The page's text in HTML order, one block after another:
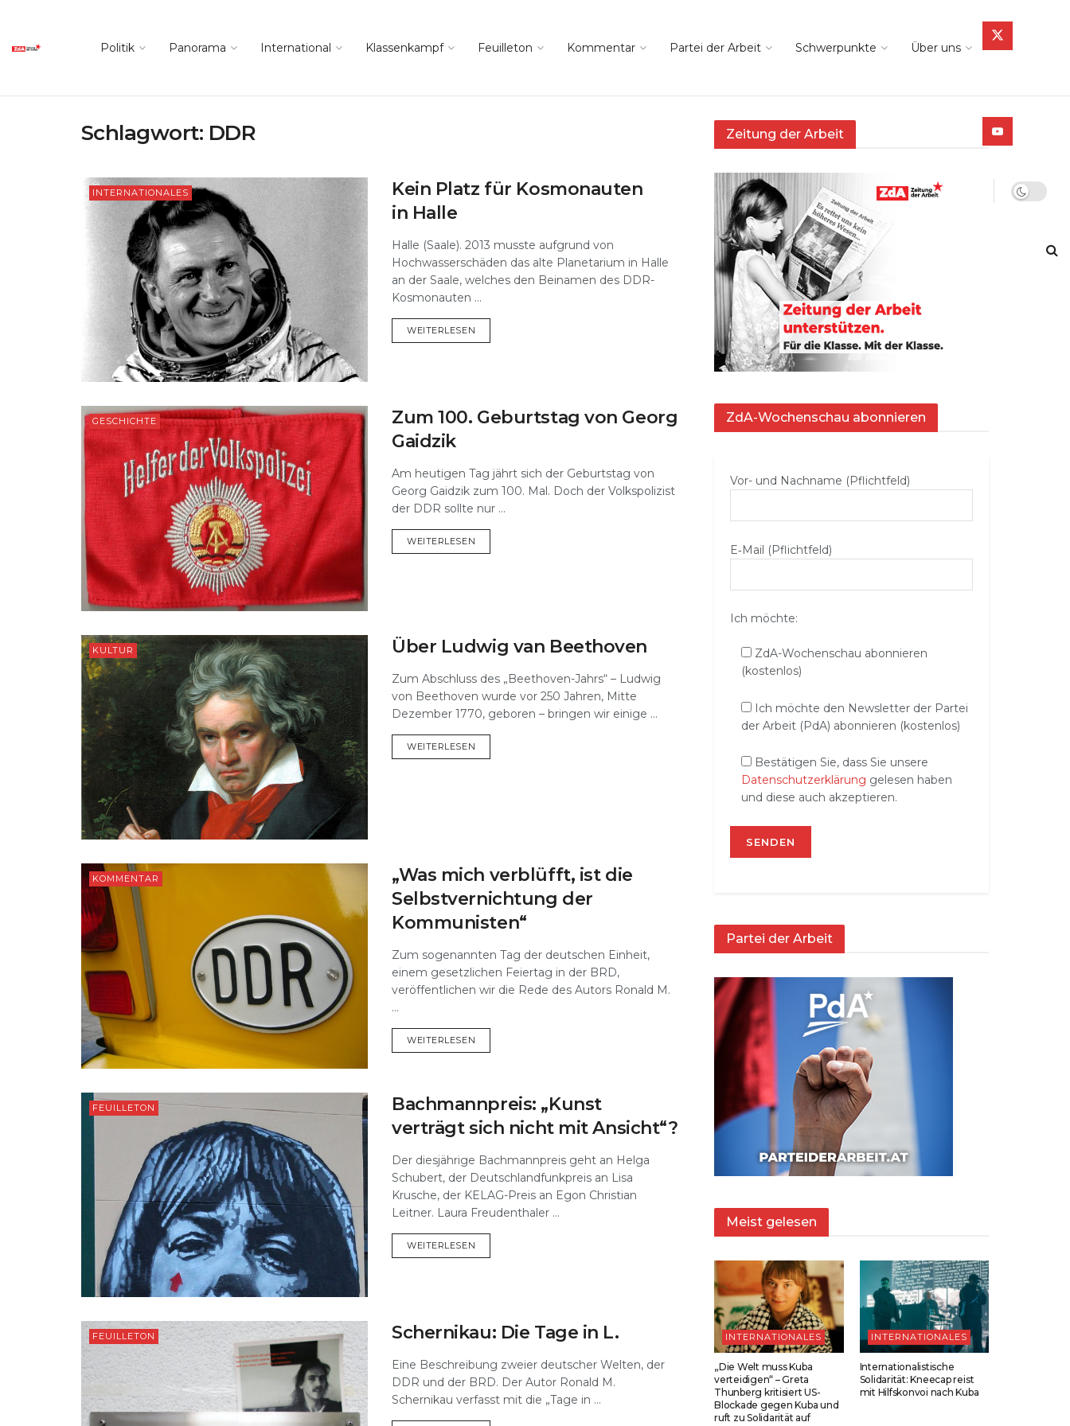
Politik Panorama International Klassenkampf Feuilleton Kommentar Partei der Arbeit Schwerpunkte Über uns
Schlagwort: DDR
INTERNATIONALES
Kein Platz für Kosmonauten
in Halle
Halle (Saale). 2013 musste aufgrund von
Hochwasserschäden das alte Planetarium in Halle
an der Saale, welches den Beinamen des DDR-
Kosmonauten ...
WEITERLESEN
GESCHICHTE
Zum 100. Geburtstag von Georg
Gaidzik
Am heutigen Tag jährt sich der Geburtstag von
Georg Gaidzik zum 100. Mal. Doch der Volkspolizist
der DDR sollte nur ...
WEITERLESEN
KULTUR Über Ludwig van Beethoven
Zum Abschluss des „Beethoven-Jahrs“ – Ludwig
von Beethoven wurde vor 250 Jahren, Mitte
Dezember 1770, geboren – bringen wir einige ...
WEITERLESEN
KOMMENTAR
„Was mich verblüfft, ist die
Selbstvernichtung der
Kommunisten“
Zum sogenannten Tag der deutschen Einheit,
einem gesetzlichen Feiertag in der BRD,
veröffentlichen wir die Rede des Autors Ronald M.
...
WEITERLESEN
FEUILLETON
Bachmannpreis: „Kunst
verträgt sich nicht mit Ansicht“?
Der diesjährige Bachmannpreis geht an Helga
Schubert, der Deutschlandfunkpreis an Lisa
Krusche, der KELAG-Preis an Egon Christian
Leitner. Laura Freudenthaler ...
WEITERLESEN
FEUILLETON Schernikau: Die Tage in L.
Eine Beschreibung zweier deutscher Welten, der
DDR und der BRD. Der Autor Ronald M.
Schernikau verfasst mit die „Tage in ...
Zeitung der Arbeit
ZdA-Wochenschau abonnieren
Vor- und Nachname (Pflichtfeld)
E‑Mail (Pflichtfeld)
Ich möchte:
ZdA-Wochenschau abonnieren
(kostenlos)
Ich möchte den Newsletter der Partei
der Arbeit (PdA) abonnieren (kostenlos)
Bestätigen Sie, dass Sie unsere
Datenschutzerklärung gelesen haben
und diese auch akzeptieren.
Partei der Arbeit
Meist gelesen
INTERNATIONALES
„Die Welt muss Kuba
verteidigen“ – Greta
Thunberg kritisiert US-
Blockade gegen Kuba und
ruft zu Solidarität auf
INTERNATIONALES
Internationalistische
Solidarität: Kneecap reist
mit Hilfskonvoi nach Kuba